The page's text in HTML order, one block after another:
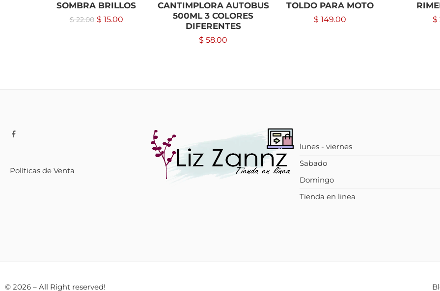
SOMBRA BRILLOS
$22.00 $ 15.00
CANTIMPLORA AUTOBUS
500ML 3 COLORES
DIFERENTES
$ 58.00
TOLDO PARA MOTO
$ 149.00 $
Políticas de Venta
lunes - viernes
Sabado
Domingo
Tienda en linea
© 2026 – All Right reserved!